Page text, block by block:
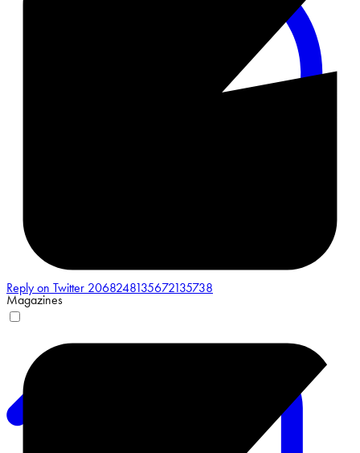
Reply on Twitter 2068248135672135738
Magazines